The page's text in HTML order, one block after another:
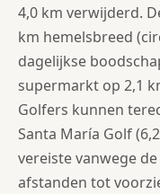
4,0 km verwijderd.
km hemelsbreed
dagelijkse
supermarkt op 2,1
Golfers kunnen
Santa María Golf
vereiste vanwege
afstanden tot